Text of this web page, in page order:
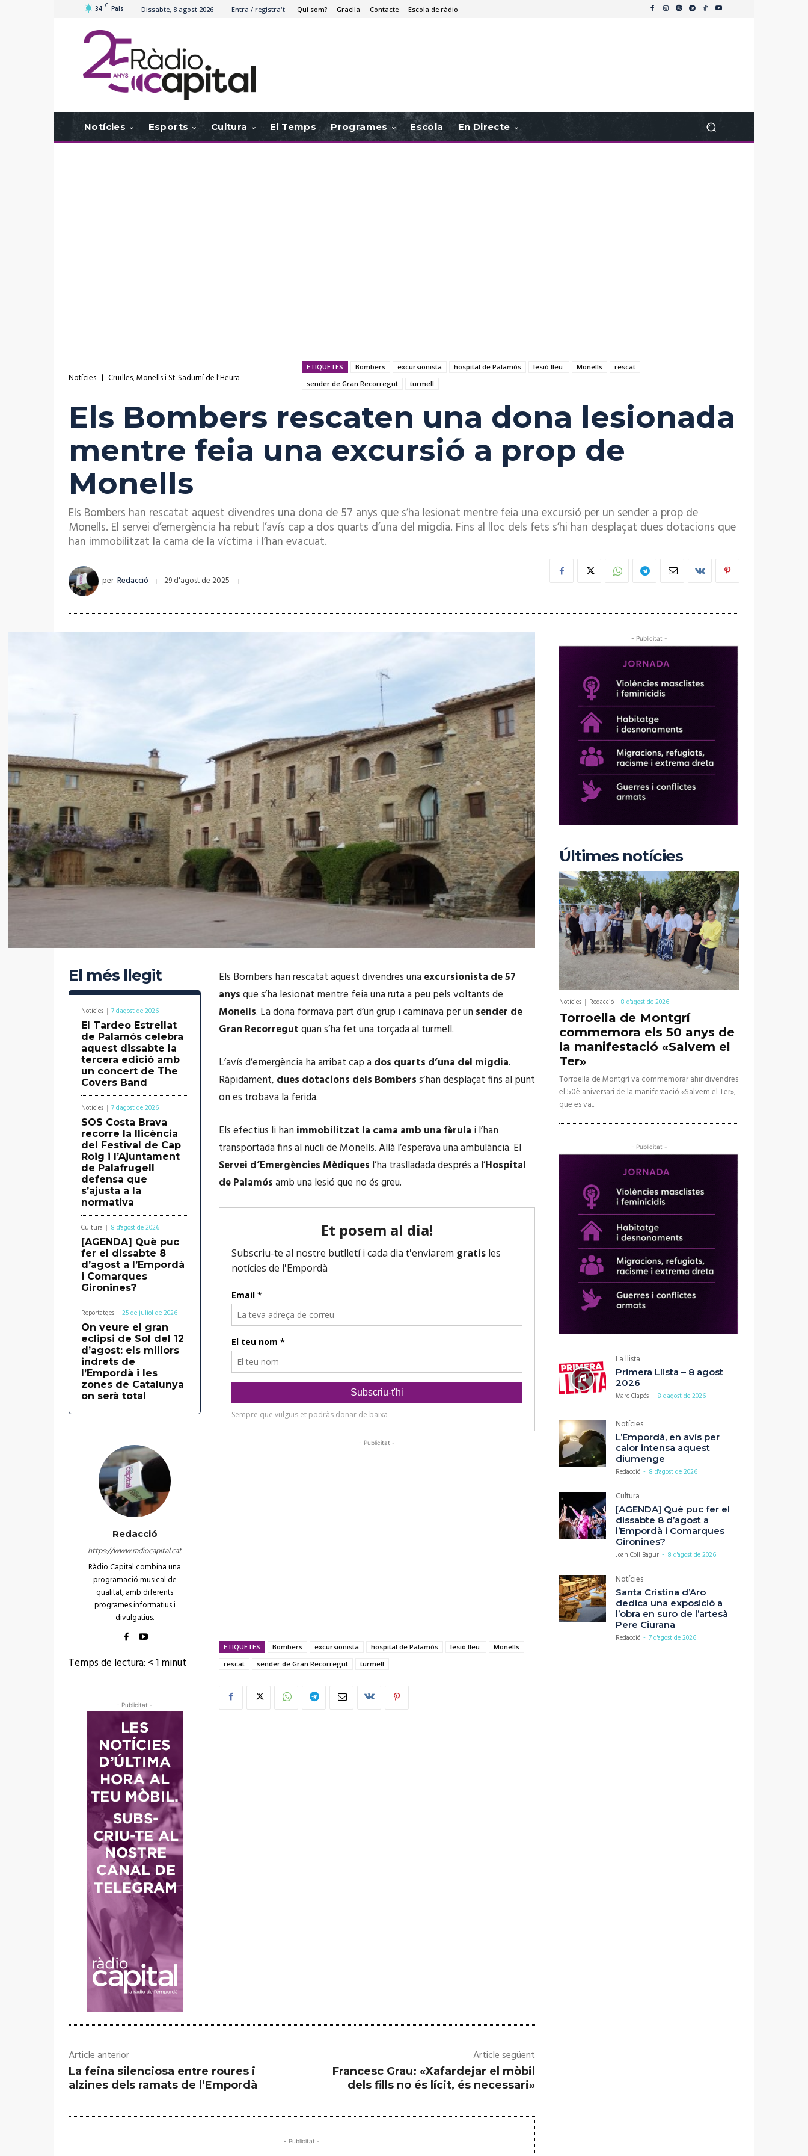
34 C Pals Dissabte, 8 agost 2026 Entra / registra't Qui som? Graella Contacte Escola de ràdio
Notícies Esports Cultura El Temps Programes Escola En Directe
Notícies Cruïlles, Monells i St. Sadurní de l'Heura
ETIQUETES Bombers excursionista hospital de Palamós lesió lleu. Monells
rescat
sender de Gran Recorregut
turmell
Els Bombers rescaten una dona lesionada
mentre feia una excursió a prop de
Monells
Els Bombers han rescatat aquest divendres una dona de 57 anys que s’ha lesionat mentre feia una excursió per un sender a prop de
Monells. El servei d’emergència ha rebut l’avís cap a dos quarts d’una del migdia. Fins al lloc dels fets s’hi han desplaçat dues dotacions que
han immobilitzat la cama de la víctima i l’han evacuat.
per Redacció 29 d'agost de 2025
El més llegit
Notícies 7 d'agost de 2026
El Tardeo Estrellat
de Palamós celebra
aquest dissabte la
tercera edició amb
un concert de The
Covers Band
Notícies 7 d'agost de 2026
SOS Costa Brava
recorre la llicència
del Festival de Cap
Roig i l’Ajuntament
de Palafrugell
defensa que
s’ajusta a la
normativa
Cultura 8 d'agost de 2026
[AGENDA] Què puc
fer el dissabte 8
d’agost a l’Empordà
i Comarques
Gironines?
Reportatges 25 de juliol de 2026
On veure el gran
eclipsi de Sol del 12
d’agost: els millors
indrets de
l’Empordà i les
zones de Catalunya
on serà total
Redacció
https://www.radiocapital.cat
Ràdio Capital combina una
programació musical de
qualitat, amb diferents
programes informatius i
divulgatius.
Temps de lectura: < 1minut
- Publicitat -
Els Bombers han rescatat aquest divendres una excursionista de 57
anysque s’ha lesionat mentre feia una ruta a peu pels voltants de
Monells. La dona formava part d’un grup i caminava per un sender de
Gran Recorregutquan s’ha fet una torçada al turmell.
L’avís d’emergència ha arribat cap a dos quarts d’una del migdia.
Ràpidament, dues dotacions dels Bomberss’han desplaçat fins al punt
on es trobava la ferida.
Els efectius li han immobilitzat la cama amb una fèrula i l’han
transportada fins al nucli de Monells. Allà l’esperava una ambulància. El
Servei d’Emergències Mèdiques l’ha traslladada després a l’Hospital
de Palamósamb una lesió que no és greu.
- Publicitat -
ETIQUETES Bombers excursionista hospital de Palamós lesió lleu.
Monells
rescat
sender de Gran Recorregut turmell
Article anterior
La feina silenciosa entre roures i
alzines dels ramats de l’Empordà
Article següent
Francesc Grau: «Xafardejar el mòbil
dels fills no és lícit, és necessari»
- Publicitat -
- Publicitat -
Últimes notícies
Notícies Redacció -8 d'agost de 2026
Torroella de Montgrí
commemora els 50 anys de
la manifestació «Salvem el
Ter»
Torroella de Montgrí va commemorar ahir divendres
el 50è aniversari de la manifestació «Salvem el Ter»,
que es va...
- Publicitat -
La llista
Primera Llista – 8 agost
2026
Marc Clapés - 8 d'agost de 2026
Notícies
L’Empordà, en avís per
calor intensa aquest
diumenge
Redacció - 8 d'agost de 2026
Cultura
[AGENDA] Què puc fer el
dissabte 8 d’agost a
l’Empordà i Comarques
Gironines?
Joan Coll Bagur - 8 d'agost de 2026
Notícies
Santa Cristina d’Aro
dedica una exposició a
l’obra en suro de l’artesà
Pere Ciurana
Redacció - 7 d'agost de 2026